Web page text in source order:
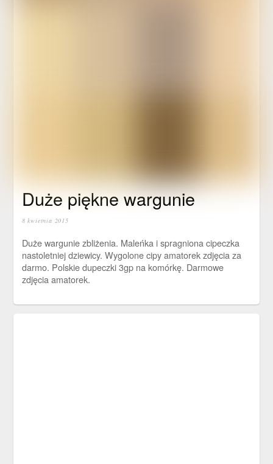
Duże piękne wargunie
8 kwietnia 2015
Duże wargunie zbliżenia. Maleńka i spragniona cipeczka
nastoletniej dziewicy. Wygolone cipy amatorek zdjęcia za
darmo. Polskie dupeczki 3gp na komórkę. Darmowe
zdjęcia amatorek.